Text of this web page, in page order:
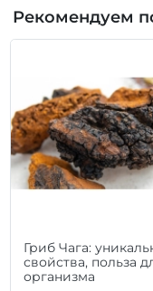
Рекомендуем
Гриб Чага:
свойства, польза
организма